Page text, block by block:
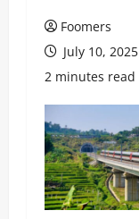
Foomers
July 10, 2025
2 minutes read